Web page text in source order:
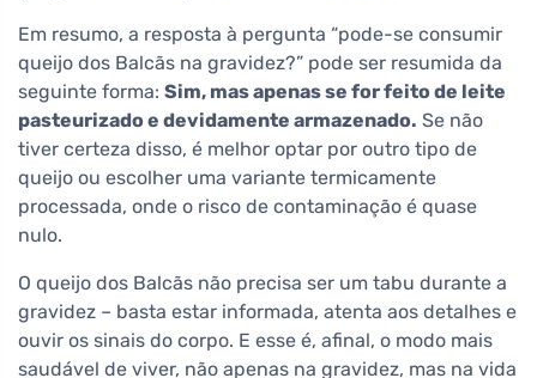
Em resumo, a resposta à pergunta “pode-se consumir
queijo dos Balcãs na gravidez?” pode ser resumida da
seguinte forma: Sim, mas apenas se for feito de leite
pasteurizado e devidamente armazenado. Se não
tiver certeza disso, é melhor optar por outro tipo de
queijo ou escolher uma variante termicamente
processada, onde o risco de contaminação é quase
nulo.
O queijo dos Balcãs não precisa ser um tabu durante a
gravidez – basta estar informada, atenta aos detalhes e
ouvir os sinais do corpo. E esse é, afinal, o modo mais
saudável de viver, não apenas na gravidez, mas na vida